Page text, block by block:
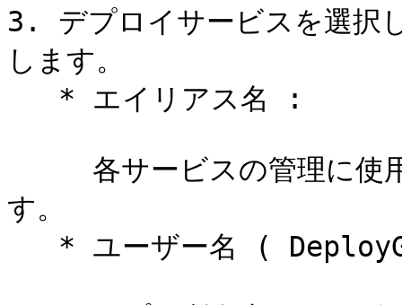
3. デプロイサービスを選択
します。
す。